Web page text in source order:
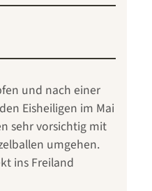
und nach einer
Eisheiligen im Mai
sehr vorsichtig mit
umgehen.
ins Freiland